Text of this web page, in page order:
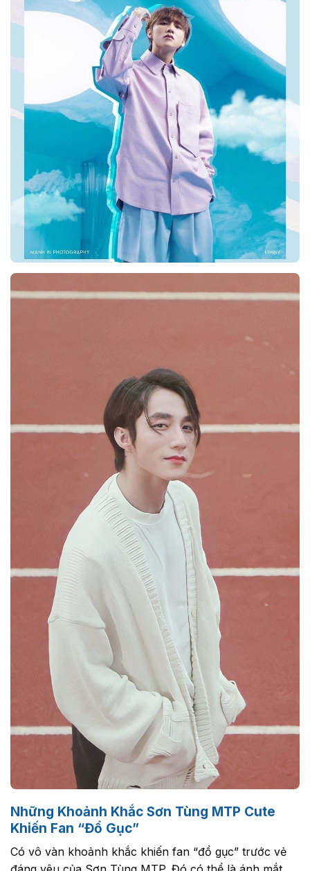
Những Khoảnh Khắc Sơn Tùng MTP Cute
Khiến Fan “Đổ Gục”
Có vô vàn khoảnh khắc khiến fan “đổ gục” trước vẻ